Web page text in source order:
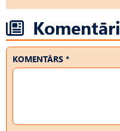
Komentāri
KOMENTĀRS *